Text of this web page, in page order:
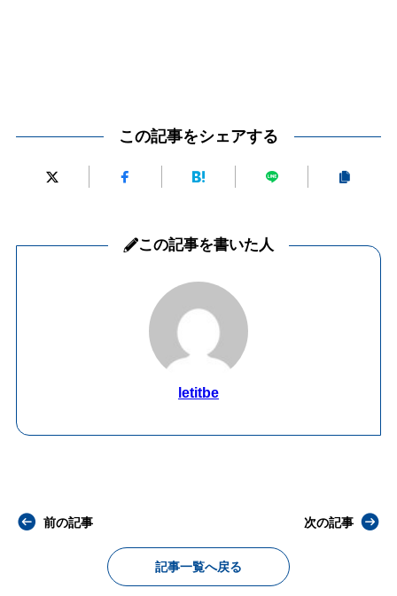
この記事をシェアする
この記事を書いた人
letitbe
前の記事
記事一覧へ戻る
次の記事